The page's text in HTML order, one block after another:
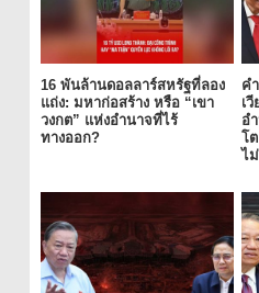
16 พันล้านดอลลาร์สหรัฐที่ลอง
แถ่ง: มหาก่อสร้าง หรือ “เขา
วงกต” แห่งอำนาจที่ไร้
ทางออก?
ค
เ
อ
โ
ไ